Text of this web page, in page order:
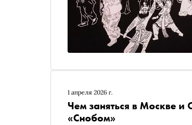
1 апреля 2026 г.
Чем заняться в Москве и
«Снобом»